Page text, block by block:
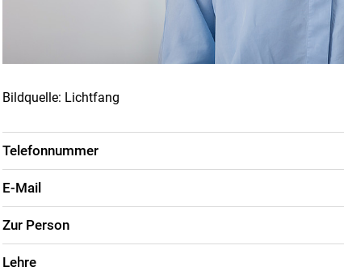
Bildquelle: Lichtfang
Telefonnummer
E-Mail
Zur Person
Lehre